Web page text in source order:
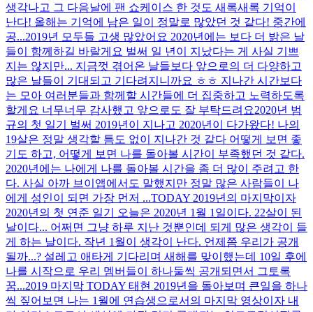
생각나고 그 다음날에 팬 쇼케이스 한 것도 새록새록 기억이
난다! 올해는 기억에 남은 일이 정말로 많았던 것 같다! 중간에
공...2019년 모두들 고생 많았어요 2020년에는 보다 더 밝은 날
들이 함께하길 바랄게요 벌써 일 년이 지났다는 게 사실 기쁘
지는 않지만... 지금껏 겪어온 날들보다 앞으로의 더 다양하고
많은 날들이 기대되고 기다려지니까요 ㅎㅎ 지나간 시간보다
는 모아 여러분들과 함께할 시간들에 더 집중하고 노력하도록
할게요 너무너무 감사했고 앞으로도 잘 부탁드려요2020년 범
규의 첫 일기 벌써 2019년이 지나고 2020년이 다가왔다! 나의
19살은 정말 생각할 틈도 없이 지나간 것 같다 어떻게 보면 좋
기도 하고, 어떻게 보면 나를 돌아볼 시간이 부족했던 것 같다.
2020년에는 나에게 나를 돌아볼 시간을 좀 더 많이 주려고 한
다. 사실 아까 브이앱에서도 말했지만 정말 많은 사람들이 나
에게 성인이 되면 가장 먼저 ...TODAY 2019년의 마지막이자
2020년의 첫 연준 일기 오늘은 2020년 1월 1일이다. 22살이 된
날이다... 어쩌면 그냥 하루 지난 것뿐인데 되게 많은 생각이 들
게 하는 날이다. 작년 1월이 생각이 난다. 언제쯤 우리가 공개
될까...? 설레고 애타게 기다리며 새해를 맞이했는데 10일 후에
나를 시작으로 우리 멤버들이 하나둘씩 공개되면서 그토록
꿈...2019 마지막 TODAY 태현 2019년을 돌아보며 큰일을 하나
씩 짚어보면 나는 1월에 연습생으로서의 마지막 영상이자 내